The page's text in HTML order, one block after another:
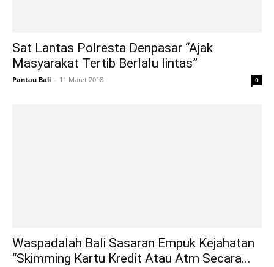
Sat Lantas Polresta Denpasar “Ajak
Masyarakat Tertib Berlalu lintas”
Pantau Bali - 11 Maret 2018 0
Waspadalah Bali Sasaran Empuk Kejahatan
“Skimming Kartu Kredit Atau Atm Secara...